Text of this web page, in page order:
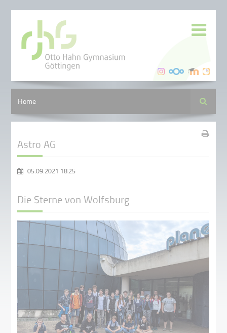
Home Suche
Astro AG
05.09.2021 18:25
Die Sterne von Wolfsburg